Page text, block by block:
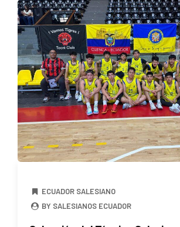
ECUADOR SALESIANO
BY SALESIANOS ECUADOR